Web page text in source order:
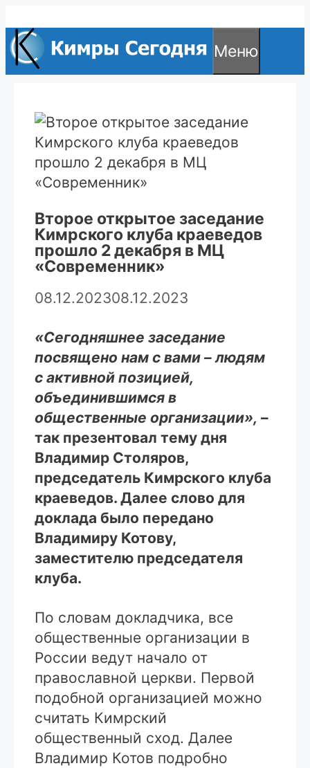
к
содержимому
Меню
Второе открытое заседание
Кимрского клуба краеведов
прошло 2 декабря в МЦ
«Современник»
08.12.202308.12.2023
«Сегодняшнее заседание
посвящено нам с вами – людям
с активной позицией,
объединившимся в
общественные организации», –
так презентовал тему дня
Владимир Столяров,
председатель Кимрского клуба
краеведов. Далее слово для
доклада было передано
Владимиру Котову,
заместителю председателя
клуба.
По словам докладчика, все
общественные организации в
России ведут начало от
православной церкви. Первой
подобной организацией можно
считать Кимрский
общественный сход. Далее
Владимир Котов подробно